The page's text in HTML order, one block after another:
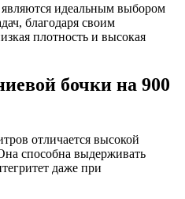
идеальным выбором
благодаря своим
плотность и высокая
бочки на 900
отличается высокой
способна выдерживать
даже при